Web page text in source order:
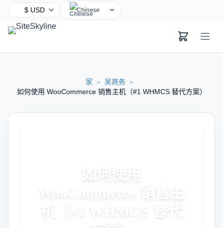
Chinese
French
家 » 吴商务 »
如何使用 WooCommerce 销售主机（#1 WHMCS 替代方案）
如何使用
WooCommerce 销售主
机（#1 WHMCS 替代